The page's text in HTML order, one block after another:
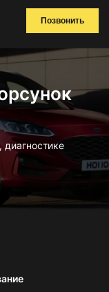
Позвонить